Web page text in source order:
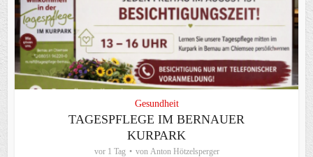
Gesundheit
TAGESPFLEGE IM BERNAUER
KURPARK
vor 1 Tag von Anton Hötzelsperger